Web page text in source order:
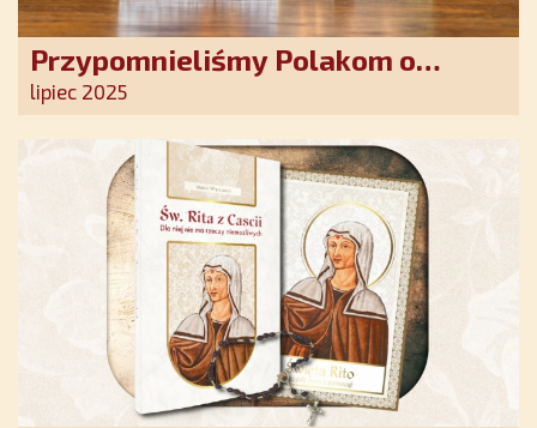
Przypomnieliśmy Polakom o
obecności Anioła Stróża!
lipiec 2025